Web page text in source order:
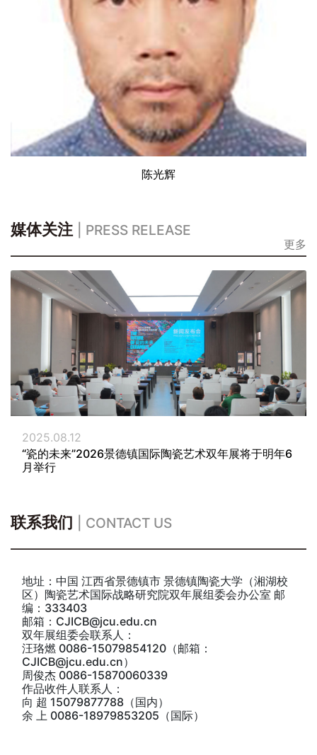
陈光辉
媒体关注 | PRESS RELEASE
更多
2025.08.12
“瓷的未来”2026景德镇国际陶瓷艺术双年展将于明年6
月举行
联系我们 | CONTACT US
地址：中国 江西省景德镇市 景德镇陶瓷大学（湘湖校
区）陶瓷艺术国际战略研究院双年展组委会办公室 邮
编：333403
邮箱：CJICB@jcu.edu.cn
双年展组委会联系人：
汪珞燃 0086-15079854120（邮箱：
CJICB@jcu.edu.cn）
周俊杰 0086-15870060339
作品收件人联系人：
向 超 15079877788（国内）
余 上 0086-18979853205（国际）